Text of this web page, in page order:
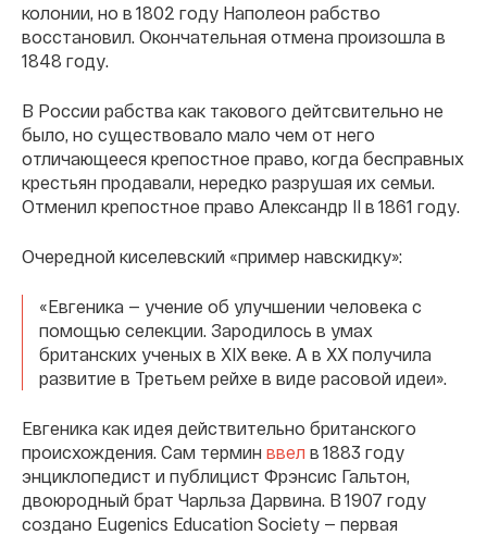
колонии, но в 1802 году Наполеон рабство
восстановил. Окончательная отмена произошла в
1848 году.
В России рабства как такового дейтсвительно не
было, но существовало мало чем от него
отличающееся крепостное право, когда бесправных
крестьян продавали, нередко разрушая их семьи.
Отменил крепостное право Александр II в 1861 году.
Очередной киселевский «пример навскидку»:
«Евгеника — учение об улучшении человека с
помощью селекции. Зародилось в умах
британских ученых в XIX веке. А в XX получила
развитие в Третьем рейхе в виде расовой идеи».
Евгеника как идея действительно британского
происхождения. Сам термин ввел в 1883 году
энциклопедист и публицист Фрэнсис Гальтон,
двоюродный брат Чарльза Дарвина. В 1907 году
создано Eugenics Education Society — первая